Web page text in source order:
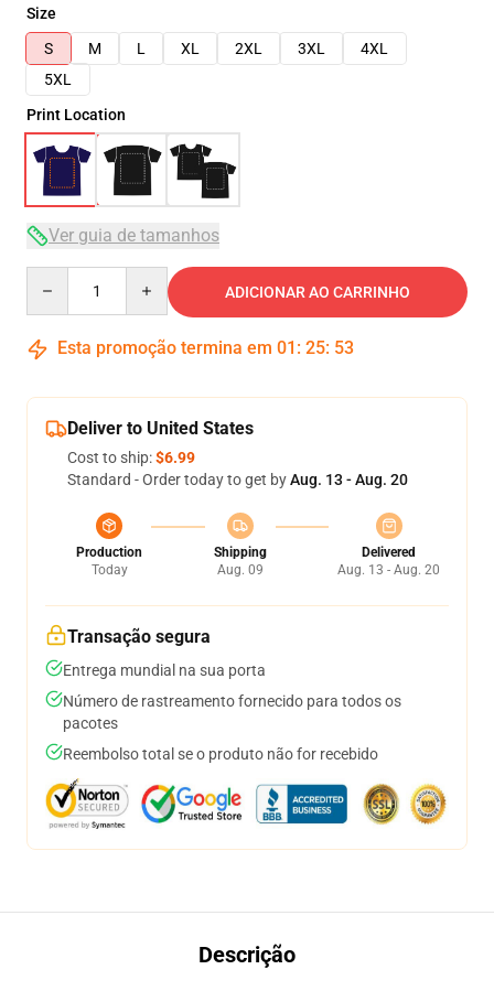
Size
S
M L XL 2XL 3XL
4XL
5XL
Print Location
Ver guia de tamanhos
ADICIONAR AO CARRINHO
Esta promoção termina em 01 : 25: 52
Deliver to United States
Cost to ship:$6.99
Standard - Order today to get byAug. 13 - Aug. 20
Production
Today
Shipping
Aug. 09
Delivered
Aug. 13 - Aug. 20
Transação segura
Entrega mundial na sua porta
Número de rastreamento fornecido para todos os
pacotes
Reembolso total se o produto não for recebido
Descrição